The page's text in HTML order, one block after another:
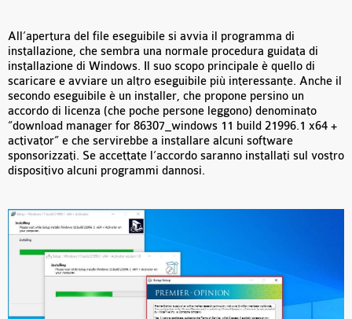
All’apertura del file eseguibile si avvia il programma di
installazione, che sembra una normale procedura guidata di
installazione di Windows. Il suo scopo principale è quello di
scaricare e avviare un altro eseguibile più interessante. Anche il
secondo eseguibile è un installer, che propone persino un
accordo di licenza (che poche persone leggono) denominato
“download manager for 86307_windows 11 build 21996.1 x64 +
activator” e che servirebbe a installare alcuni software
sponsorizzati. Se accettate l’accordo saranno installati sul vostro
dispositivo alcuni programmi dannosi.